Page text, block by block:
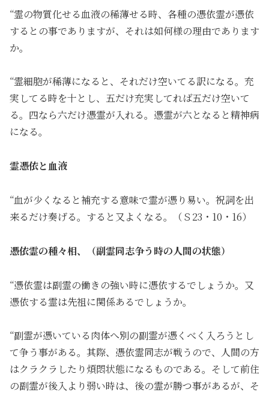
“霊の物質化せる血液の稀薄せる時、各種の憑依霊が憑依
するとの事でありますが、それは如何様の理由であります
か。
“霊細胞が稀薄になると、それだけ空いてる訳になる。充
実してる時を十とし、五だけ充実してれば五だけ空いて
る。四なら六だけ憑霊が入れる。憑霊が六となると精神病
になる。
霊憑依と血液
“血が少くなると補充する意味で霊が憑り易い。祝詞を出
来るだけ奏げる。すると又よくなる。（Ｓ23・10・16）
憑依霊の種々相、（副霊同志争う時の人間の状態）
“憑依霊は副霊の働きの強い時に憑依するでしょうか。又
憑依する霊は先祖に関係あるでしょうか。
“副霊が憑いている肉体へ別の副霊が憑くべく入ろうとし
て争う事がある。其際、憑依霊同志が戦うので、人間の方
はクラクラしたり煩悶状態になるものである。そして前住
の副霊が後入より弱い時は、後の霊が勝つ事があるが、そ